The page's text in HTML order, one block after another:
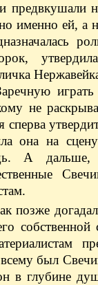
предвкушали
именно ей, а
не
сперва
она на
А дальше,
позже
собственной
был
в глубине